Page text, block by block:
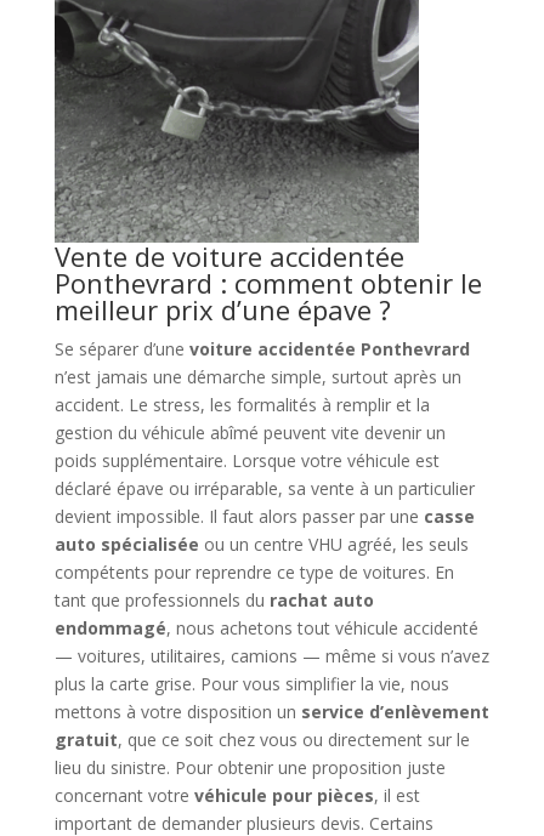
Vente de voiture accidentée
Ponthevrard : comment obtenir le
meilleur prix d’une épave ?
Se séparer d’une voiture accidentée Ponthevrard
n’est jamais une démarche simple, surtout après un
accident. Le stress, les formalités à remplir et la
gestion du véhicule abîmé peuvent vite devenir un
poids supplémentaire. Lorsque votre véhicule est
déclaré épave ou irréparable, sa vente à un particulier
devient impossible. Il faut alors passer par une casse
auto spécialisée ou un centre VHU agréé, les seuls
compétents pour reprendre ce type de voitures. En
tant que professionnels du rachat auto
endommagé, nous achetons tout véhicule accidenté
— voitures, utilitaires, camions — même si vous n’avez
plus la carte grise. Pour vous simplifier la vie, nous
mettons à votre disposition un service d’enlèvement
gratuit, que ce soit chez vous ou directement sur le
lieu du sinistre. Pour obtenir une proposition juste
concernant votre véhicule pour pièces, il est
important de demander plusieurs devis. Certains